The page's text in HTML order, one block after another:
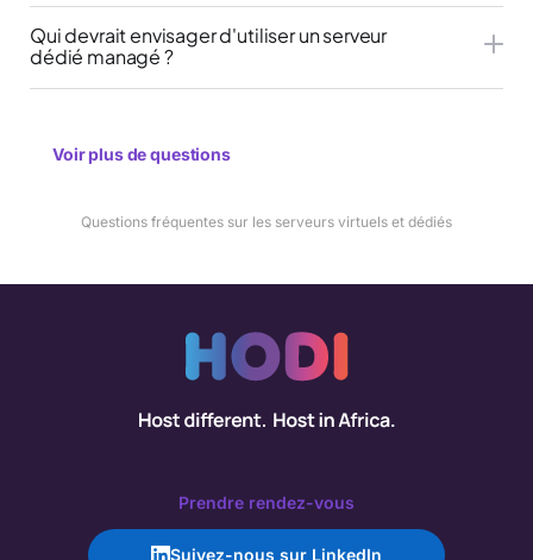
Qui devrait envisager d'utiliser un serveur
dédié managé ?
Voir plus de questions
Questions fréquentes sur les serveurs virtuels et dédiés
Prendre rendez-vous
Suivez-nous sur LinkedIn